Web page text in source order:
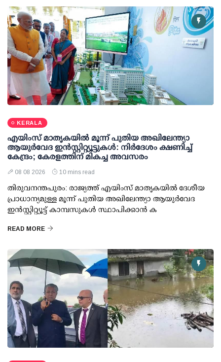
KERALA
എയിംസ് മാതൃകയില്‍ മൂന്ന് പുതിയ അഖിലേന്ത്യാ
ആയുര്‍വേദ ഇന്‍സ്റ്റിറ്റ്യൂട്ടുകള്‍: നിര്‍ദേശം ക്ഷണിച്ച്
കേന്ദ്രം; കേരളത്തിന് മികച്ച അവസരം
08 08 2026 10 mins read
തിരുവനന്തപുരം: രാജ്യത്ത് എയിംസ് മാതൃകയില്‍ ദേശീയ
പ്രാധാന്യമുള്ള മൂന്ന് പുതിയ അഖിലേന്ത്യാ ആയുര്‍വേദ
ഇന്‍സ്റ്റിറ്റ്യൂട്ട് കാമ്പസുകള്‍ സ്ഥാപിക്കാന്‍ ക
READ MORE